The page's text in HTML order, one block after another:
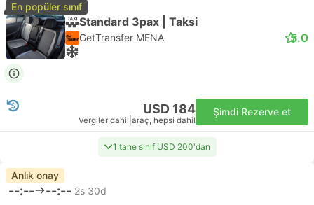
En popüler sınıf
Standard 3pax | Taksi
GetTransfer MENA 5.0
USD 184
Vergiler dahil araç, hepsi dahil
Şimdi Rezerve et
1 tane sınıf USD 200'dan
Anlık onay
--:-- --:-- 2s 30d